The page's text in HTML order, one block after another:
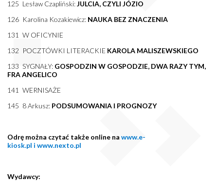
125 Lesław Czapliński:JULCIA, CZYLI JÓZIO
126 Karolina Kozakiewicz: NAUKA BEZ ZNACZENIA
131 W OFICYNIE
132 POCZTÓWKI LITERACKIE KAROLA MALISZEWSKIEGO
133 SYGNAŁY: GOSPODZIN W GOSPODZIE, DWA RAZY TYM,
FRA ANGELICO
141 WERNISAŻE
145 8 Arkusz: PODSUMOWANIA I PROGNOZY
Odrę można czytać także online na www.e-
kiosk.pl i www.nexto.pl
Wydawcy: